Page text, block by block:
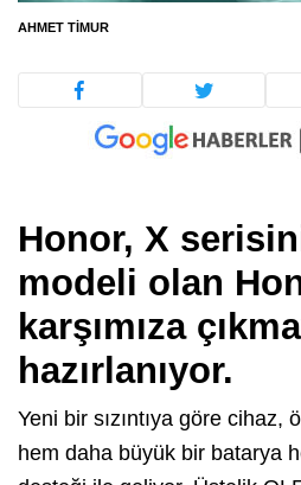
AHMET TIMUR
Honor, X
modeli olan
karşımıza
hazırlanıyor.
Yeni bir sızıntıya göre cihaz,
hem daha büyük bir batarya